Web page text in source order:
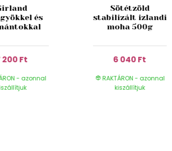
és
200 Ft
- azonnal
Sötétzöld
stabilizált izlandi
moha 500g
6 040 Ft
RAKTÁRON - azonnal
kiszállítjuk